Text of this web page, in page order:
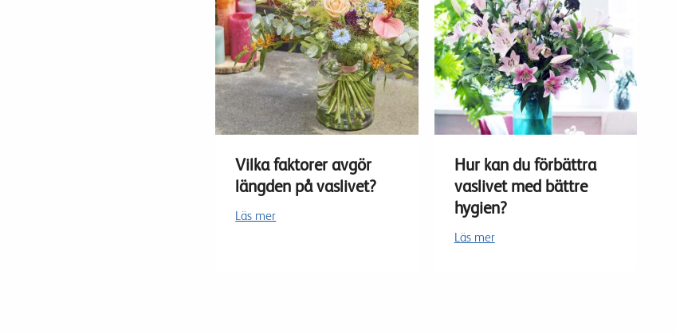
Vilka faktorer avgör
längden på vaslivet?
Läs mer
Hur kan du förbättra
vaslivet med bättre
hygien?
Läs mer